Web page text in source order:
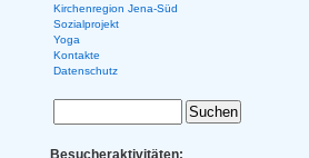
Kirchenregion Jena-Süd
Sozialprojekt
Yoga
Kontakte
Datenschutz
Besucheraktivitäten: